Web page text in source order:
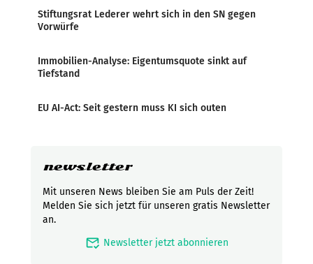
Stiftungsrat Lederer wehrt sich in den SN gegen
Vorwürfe
Immobilien-Analyse: Eigentumsquote sinkt auf
Tiefstand
EU AI-Act: Seit gestern muss KI sich outen
newsletter
Mit unseren News bleiben Sie am Puls der Zeit!
Melden Sie sich jetzt für unseren gratis Newsletter
an.
mark_email_read Newsletter jetzt abonnieren